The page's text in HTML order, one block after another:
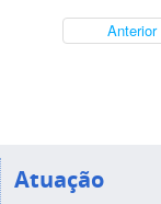
Anterior
Atuação